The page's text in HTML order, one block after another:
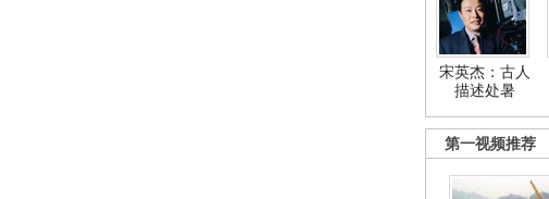
宋英杰：古人
描述处暑
第一视频推荐